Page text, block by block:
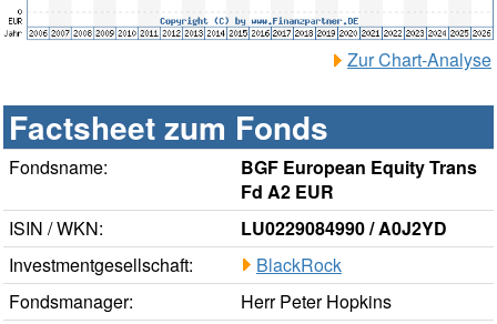
Zur Chart-Analyse
Factsheet zum Fonds
Fondsname:
BGF European Equity Trans
Fd A2 EUR
ISIN / WKN:
LU0229084990 / A0J2YD
Investmentgesellschaft:
BlackRock
Fondsmanager:
Herr Peter Hopkins